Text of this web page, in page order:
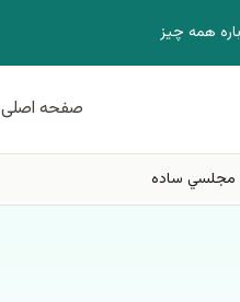
همه چيز
صفحه اصلی
ساده